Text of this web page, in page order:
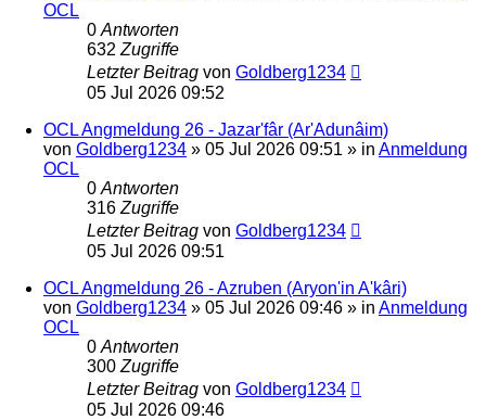
OCL
0 Antworten
632 Zugriffe
Letzter Beitrag von Goldberg1234
05 Jul 2026 09:52
OCL Angmeldung 26 - Jazar'fâr (Ar'Adunâim)
von Goldberg1234 » 05 Jul 2026 09:51 » in Anmeldung
OCL
0 Antworten
316 Zugriffe
Letzter Beitrag von Goldberg1234
05 Jul 2026 09:51
OCL Angmeldung 26 - Azruben (Aryon'in A'kâri)
von Goldberg1234 » 05 Jul 2026 09:46 » in Anmeldung
OCL
0 Antworten
300 Zugriffe
Letzter Beitrag von Goldberg1234
05 Jul 2026 09:46